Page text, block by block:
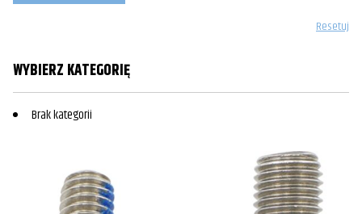
Resetuj
WYBIERZ KATEGORIĘ
Brak kategorii